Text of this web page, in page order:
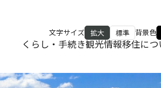
文字サイズ 拡大 標準 背景色
くらし・手続き観光情報移住につ